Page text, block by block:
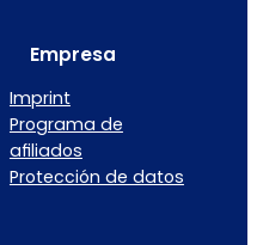
Empresa
Imprint
Programa de
afiliados
Protección de datos